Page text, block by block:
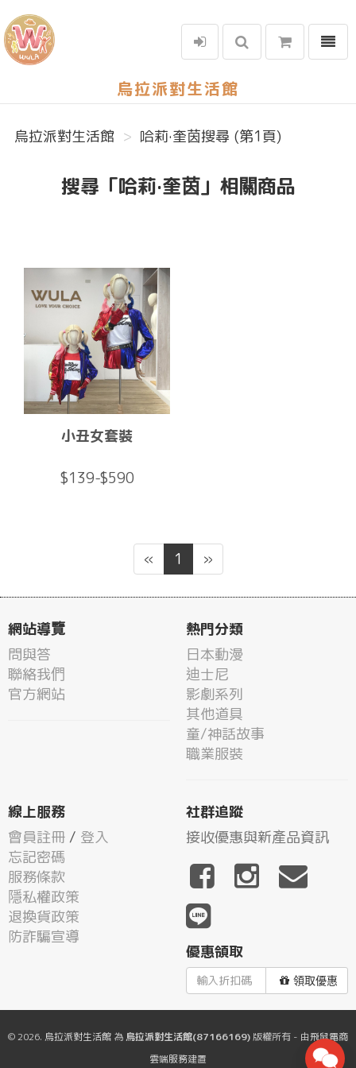
烏拉派對生活館
選單
烏拉派對生活館 哈莉·奎茵搜尋 (第1頁)
搜尋「哈莉·奎茵」相關商品
小丑女套裝
$139-$590
« 1 »
網站導覽
問與答
聯絡我們
官方網站
熱門分類
日本動漫
迪士尼
影劇系列
其他道具
童/神話故事
職業服裝
線上服務
會員註冊 / 登入
忘記密碼
服務條款
隱私權政策
退換貨政策
防詐騙宣導
社群追蹤
接收優惠與新產品資訊
優惠領取
領取優惠
© 2026. 烏拉派對生活館 為 烏拉派對生活館(87166169)版權所有 - 由飛鼠電商
雲端服務建置